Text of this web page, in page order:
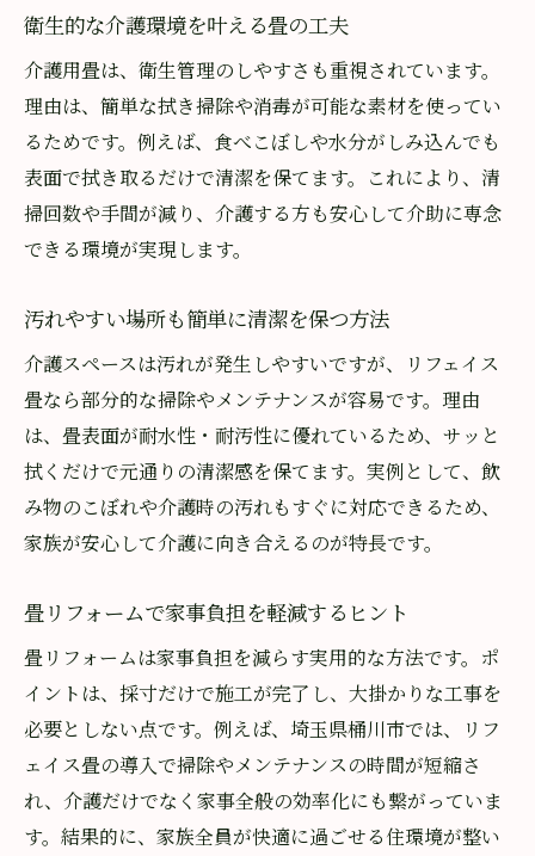
衛生的な介護環境を叶える畳の工夫
介護用畳は、衛生管理のしやすさも重視されています。
理由は、簡単な拭き掃除や消毒が可能な素材を使ってい
るためです。例えば、食べこぼしや水分がしみ込んでも
表面で拭き取るだけで清潔を保てます。これにより、清
掃回数や手間が減り、介護する方も安心して介助に専念
できる環境が実現します。
汚れやすい場所も簡単に清潔を保つ方法
介護スペースは汚れが発生しやすいですが、リフェイス
畳なら部分的な掃除やメンテナンスが容易です。理由
は、畳表面が耐水性・耐汚性に優れているため、サッと
拭くだけで元通りの清潔感を保てます。実例として、飲
み物のこぼれや介護時の汚れもすぐに対応できるため、
家族が安心して介護に向き合えるのが特長です。
畳リフォームで家事負担を軽減するヒント
畳リフォームは家事負担を減らす実用的な方法です。ポ
イントは、採寸だけで施工が完了し、大掛かりな工事を
必要としない点です。例えば、埼玉県桶川市では、リフ
ェイス畳の導入で掃除やメンテナンスの時間が短縮さ
れ、介護だけでなく家事全般の効率化にも繋がっていま
す。結果的に、家族全員が快適に過ごせる住環境が整い